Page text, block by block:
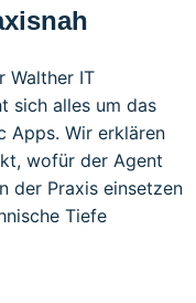
Walther IT
sich alles um das
Apps. Wir erklären
wofür der Agent
der Praxis einsetzen
Tiefe